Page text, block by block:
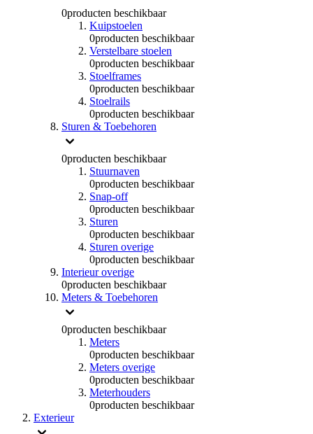
0producten beschikbaar
Kuipstoelen
0producten beschikbaar
Verstelbare stoelen
0producten beschikbaar
Stoelframes
0producten beschikbaar
Stoelrails
0producten beschikbaar
Sturen & Toebehoren
0producten beschikbaar
Stuurnaven
0producten beschikbaar
Snap-off
0producten beschikbaar
Sturen
0producten beschikbaar
Sturen overige
0producten beschikbaar
Interieur overige
0producten beschikbaar
Meters & Toebehoren
0producten beschikbaar
Meters
0producten beschikbaar
Meters overige
0producten beschikbaar
Meterhouders
0producten beschikbaar
Exterieur